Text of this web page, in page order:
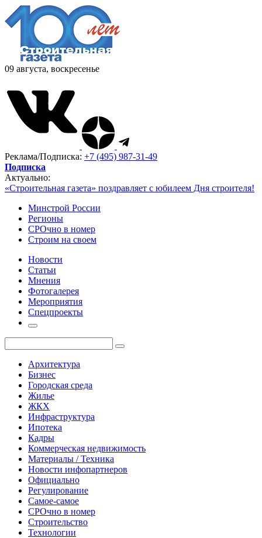
09 августа, воскресенье
Реклама/Подписка: +7 (495) 987-31-49
Подписка
Актуально:
«Строительная газета» поздравляет с юбилеем Дня строителя!
Минстрой России
Регионы
СРОчно в номер
Строим на своем
Новости
Статьи
Мнения
Фотогалерея
Мероприятия
Спецпроекты
Архитектура
Бизнес
Городская среда
Жилье
ЖКХ
Инфраструктура
Ипотека
Кадры
Коммерческая недвижимость
Материалы / Техника
Новости инфопартнеров
Официально
Регулирование
Самое-самое
СРОчно в номер
Строительство
Технологии